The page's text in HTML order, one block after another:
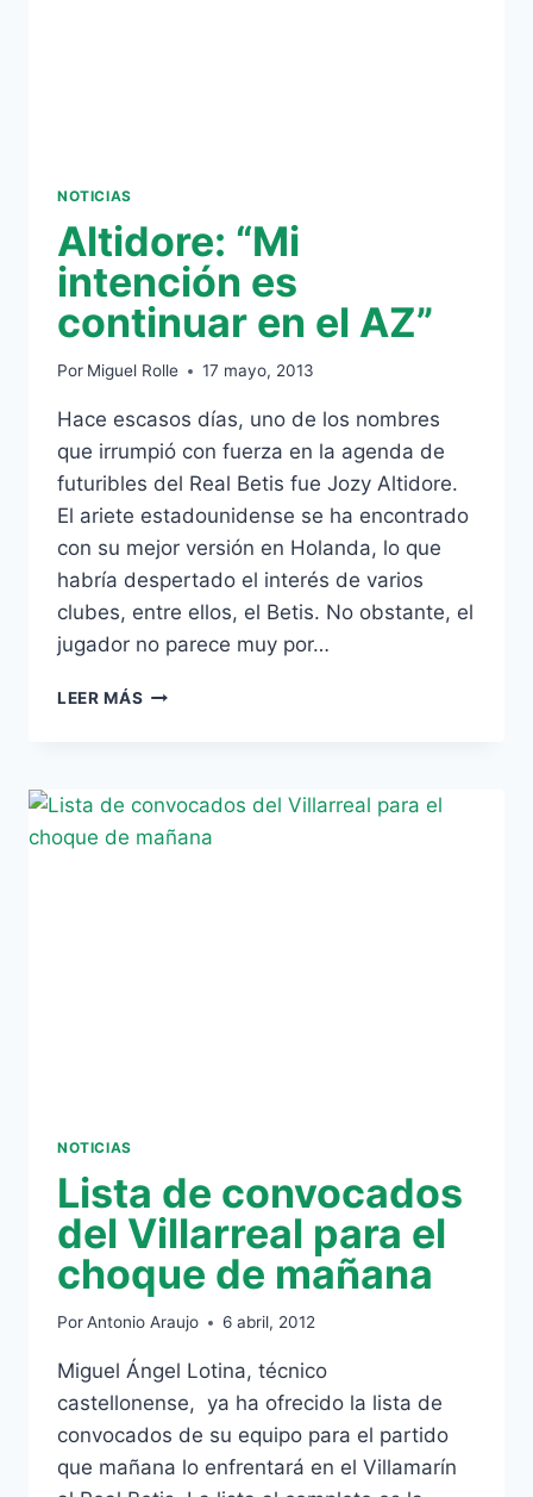
NOTICIAS
Altidore: “Mi
intención es
continuar en el AZ”
Por Miguel Rolle 17 mayo, 2013
Hace escasos días, uno de los nombres
que irrumpió con fuerza en la agenda de
futuribles del Real Betis fue Jozy Altidore.
El ariete estadounidense se ha encontrado
con su mejor versión en Holanda, lo que
habría despertado el interés de varios
clubes, entre ellos, el Betis. No obstante, el
jugador no parece muy por…
LEER MÁS ALTIDORE:
EN
EL
NOTICIAS
Lista de convocados
del Villarreal para el
choque de mañana
PorAntonio Araujo 6 abril, 2012
Miguel Ángel Lotina, técnico
castellonense, ya ha ofrecido la lista de
convocados de su equipo para el partido
que mañana lo enfrentará en el Villamarín